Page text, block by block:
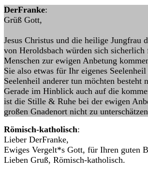
DerFranke:
Grüß Gott,
Jesus Christus und die heilige Jungfrau
von Heroldsbach würden sich sicherlich
Menschen zur ewigen Anbetung
Sie also etwas für Ihr eigenes Seelenheil
Seelenheil anderer tun möchten besteht
Gerade im Hinblick auch auf die
ist die Stille & Ruhe bei der ewigen
großen Gnadenort nicht zu
Römisch-katholisch:
Lieber DerFranke,
Ewiges Vergelt*s Gott, für Ihren guten
Lieben Gruß, Römisch-katholisch.